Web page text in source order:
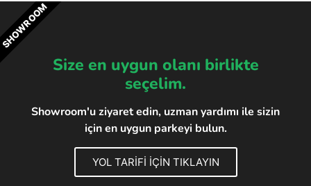
Size en uygun olanı birlikte
seçelim.
Showroom'u ziyaret edin, uzman yardımı ile sizin
için en uygun parkeyi bulun.
YOL TARİFİ İÇİN TIKLAYIN
SHOWROOM